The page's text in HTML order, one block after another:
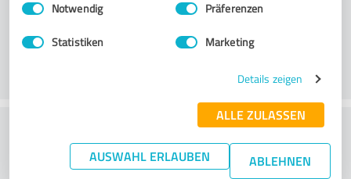
Notwendig Präferenzen
Statistiken Marketing
Details zeigen
ALLE ZULASSEN
AUSWAHL ERLAUBEN ABLEHNEN
O que acha da relação
preço/desempenho?